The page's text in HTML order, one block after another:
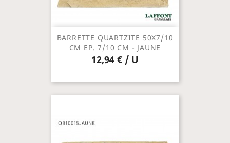
BARRETTE QUARTZITE 50X7/10
CM EP. 7/10 CM - JAUNE
12,94 € / U